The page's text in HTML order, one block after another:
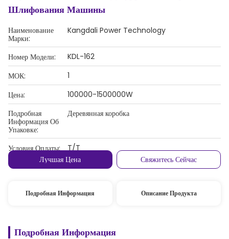
Шлифования Машины
Наименование
Марки:
Kangdali Power Technology
Номер Модели:
KDL-162
МОК:
1
Цена:
100000-1500000W
Подробная
Информация Об
Упаковке:
Деревянная коробка
Условия Оплаты:
T/T
Лучшая Цена
Свяжитесь Сейчас
Подробная Информация Описание Продукта
Подробная Информация